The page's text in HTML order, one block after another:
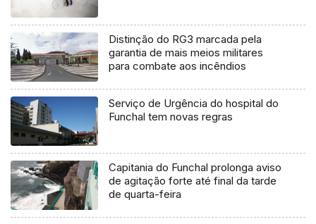
Distinção do RG3 marcada pela
garantia de mais meios militares
para combate aos incêndios
Serviço de Urgência do hospital do
Funchal tem novas regras
Capitania do Funchal prolonga aviso
de agitação forte até final da tarde
de quarta-feira